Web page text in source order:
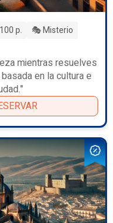
p.
🎭 Misterio
mientras resuelves
en la cultura e